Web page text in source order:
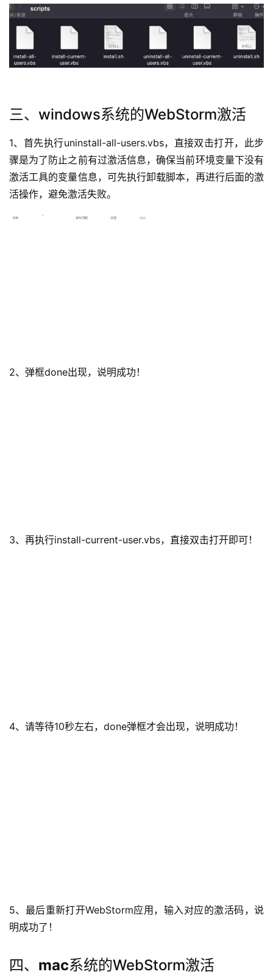
三、windows系统的WebStorm激活
1、首先执行uninstall-all-users.vbs，直接双击打开，此步
骤是为了防止之前有过激活信息，确保当前环境变量下没有
激活工具的变量信息，可先执行卸载脚本，再进行后面的激
活操作，避免激活失败。
2、弹框done出现，说明成功！
3、再执行install-current-user.vbs，直接双击打开即可！
4、请等待10秒左右，done弹框才会出现，说明成功！
5、最后重新打开WebStorm应用，输入对应的激活码，说
明成功了！
四、 mac系统的WebStorm激活